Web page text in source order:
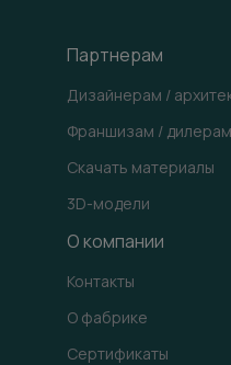
Партнерам
Дизайнерам /
Франшизам / дилерам
Скачать материалы
3D-модели
О компании
Контакты
О фабрике
Сертификаты